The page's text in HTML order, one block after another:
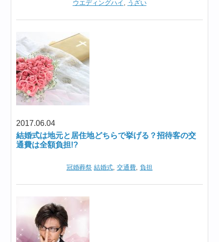
ウエディングハイ , うざい
2017.06.04
結婚式は地元と居住地どちらで挙げる？招待客の交
通費は全額負担!?
冠婚葬祭 結婚式, 交通費, 負担